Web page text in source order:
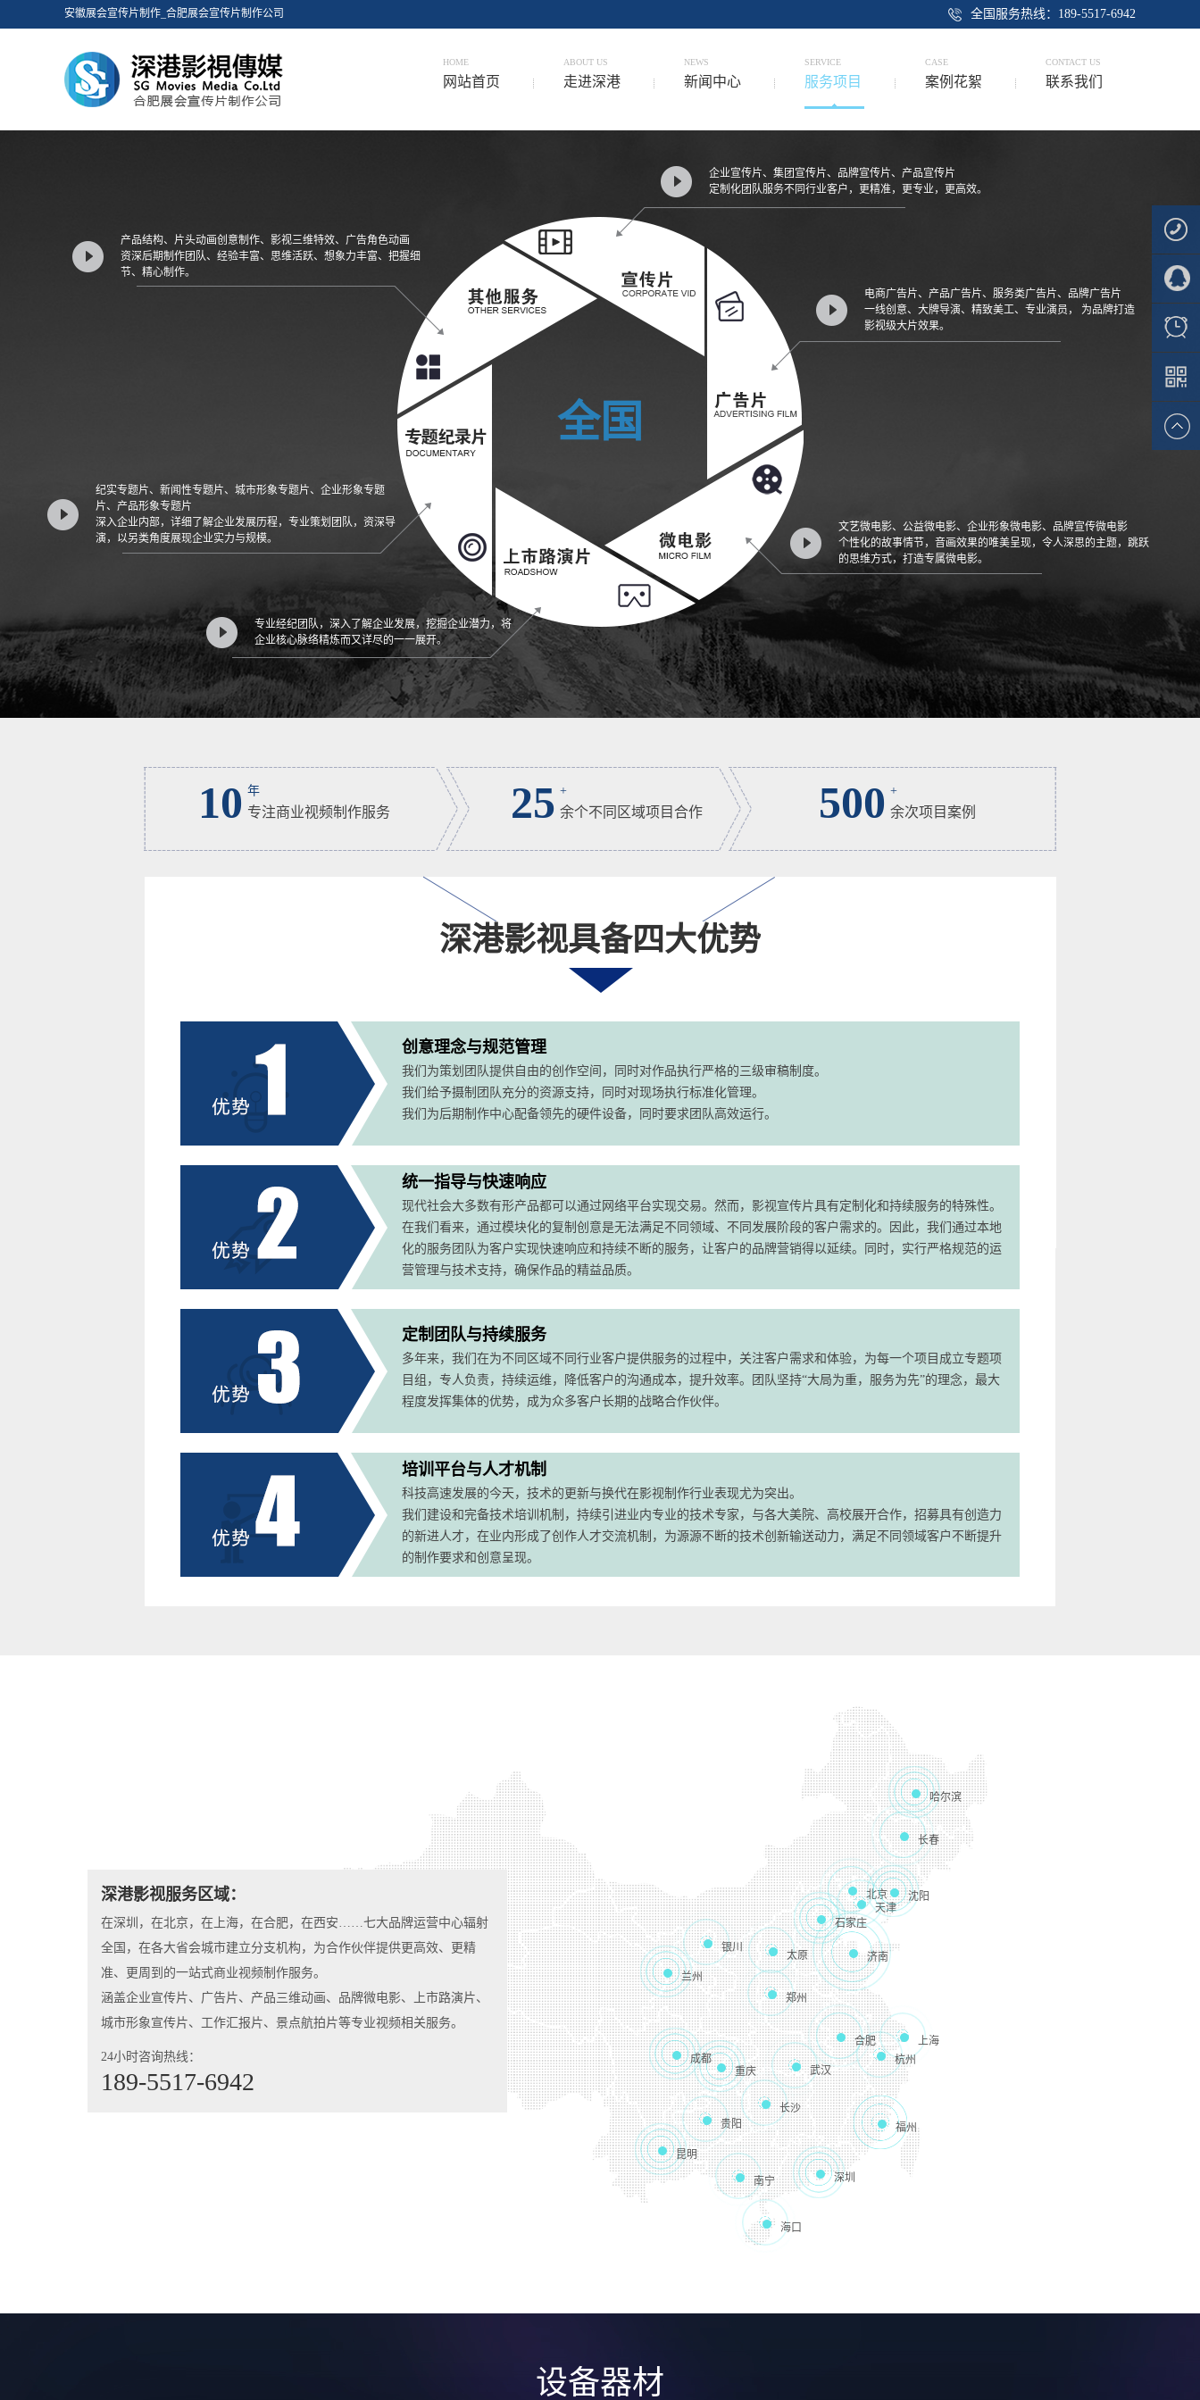
安徽展会宣传片制作_合肥展会宣传片制作公司 全国服务热线：189-5517-6942
HOME
网站首页
ABOUT US
走进深港
NEWS
新闻中心
SERVICE
服务项目
CASE
案例花絮
CONTACT US
联系我们
全国
企业宣传片、集团宣传片、品牌宣传片、产品宣传片
定制化团队服务不同行业客户，更精准，更专业，更高效。
电商广告片、产品广告片、服务类广告片、品牌广告片
一线创意、大牌导演、精致美工、专业演员， 为品牌打造
影视级大片效果。
文艺微电影、公益微电影、企业形象微电影、品牌宣传微电影
个性化的故事情节，音画效果的唯美呈现，令人深思的主题，跳跃
的思维方式，打造专属微电影。
专业经纪团队，深入了解企业发展，挖掘企业潜力，将
企业核心脉络精炼而又详尽的一一展开。
纪实专题片、新闻性专题片、城市形象专题片、企业形象专题
片、产品形象专题片
深入企业内部，详细了解企业发展历程，专业策划团队，资深导
演，以另类角度展现企业实力与规模。
产品结构、片头动画创意制作、影视三维特效、广告角色动画
资深后期制作团队、经验丰富、思维活跃、想象力丰富、把握细
节、精心制作。
10 年
专注商业视频制作服务 25 +
余个不同区域项目合作 500 +
余次项目案例
深港影视具备四大优势
创意理念与规范管理
我们为策划团队提供自由的创作空间，同时对作品执行严格的三级审稿制度。
我们给予摄制团队充分的资源支持，同时对现场执行标准化管理。
我们为后期制作中心配备领先的硬件设备，同时要求团队高效运行。
统一指导与快速响应
现代社会大多数有形产品都可以通过网络平台实现交易。然而，影视宣传片具有定制化和持续服务的特殊性。
在我们看来，通过模块化的复制创意是无法满足不同领域、不同发展阶段的客户需求的。因此，我们通过本地
化的服务团队为客户实现快速响应和持续不断的服务，让客户的品牌营销得以延续。同时，实行严格规范的运
营管理与技术支持，确保作品的精益品质。
定制团队与持续服务
多年来，我们在为不同区域不同行业客户提供服务的过程中，关注客户需求和体验，为每一个项目成立专题项
目组，专人负责，持续运维，降低客户的沟通成本，提升效率。团队坚持“大局为重，服务为先”的理念，最大
程度发挥集体的优势，成为众多客户长期的战略合作伙伴。
培训平台与人才机制
科技高速发展的今天，技术的更新与换代在影视制作行业表现尤为突出。
我们建设和完备技术培训机制，持续引进业内专业的技术专家，与各大美院、高校展开合作，招募具有创造力
的新进人才，在业内形成了创作人才交流机制，为源源不断的技术创新输送动力，满足不同领域客户不断提升
的制作要求和创意呈现。
深圳
北京
上海
杭州
合肥
天津
重庆
福州
武汉
济南
郑州
长沙
石家庄
银川
海口
南宁
成都
贵阳
太原
昆明
沈阳
长春
兰州
哈尔滨
深港影视服务区域：
在深圳，在北京，在上海，在合肥，在西安……七大品牌运营中心辐射
全国，在各大省会城市建立分支机构，为合作伙伴提供更高效、更精
准、更周到的一站式商业视频制作服务。
涵盖企业宣传片、广告片、产品三维动画、品牌微电影、上市路演片、
城市形象宣传片、工作汇报片、景点航拍片等专业视频相关服务。
24小时咨询热线：
189-5517-6942
设备器材
189-
5517-
6942
周一至
周五